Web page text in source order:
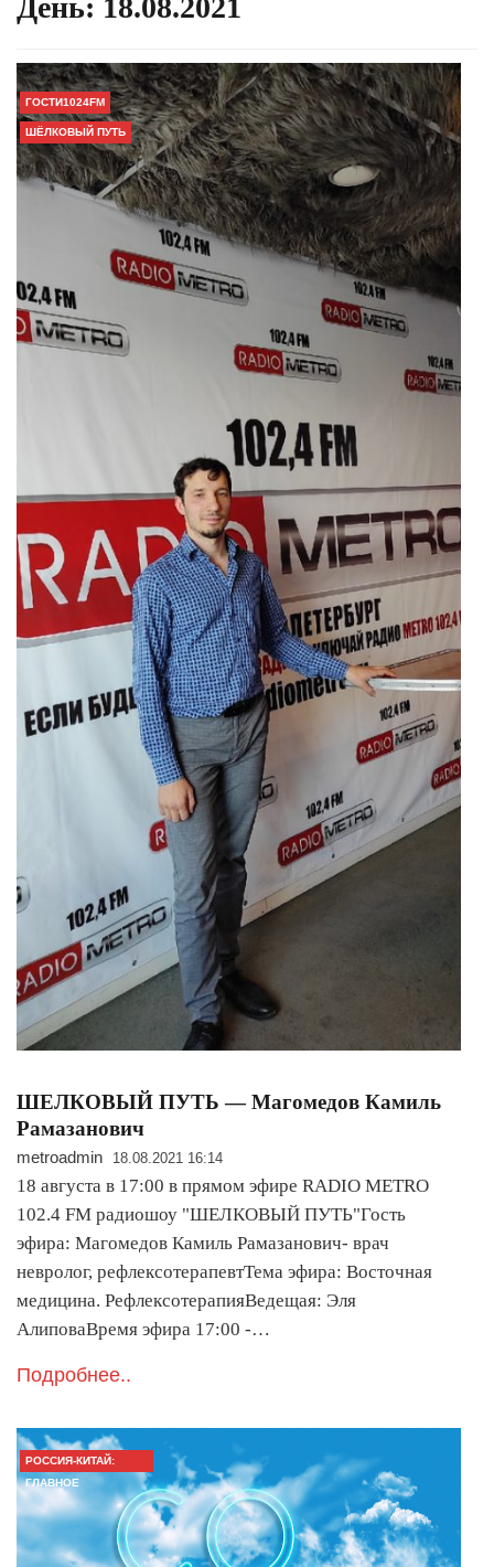
День: 18.08.2021
ГОСТИ1024FM
ШЁЛКОВЫЙ ПУТЬ
ШЕЛКОВЫЙ ПУТЬ — Магомедов Камиль
Рамазанович
metroadmin 18.08.2021 16:14
18 августа в 17:00 в прямом эфире RADIO METRO
102.4 FM радиошоу "ШЕЛКОВЫЙ ПУТЬ"Гость
эфира: Магомедов Камиль Рамазанович- врач
невролог, рефлексотерапевтТема эфира: Восточная
медицина. РефлексотерапияВедещая: Эля
АлиповаВремя эфира 17:00 -…
Подробнее..
РОССИЯ-КИТАЙ:
ГЛАВНОЕ